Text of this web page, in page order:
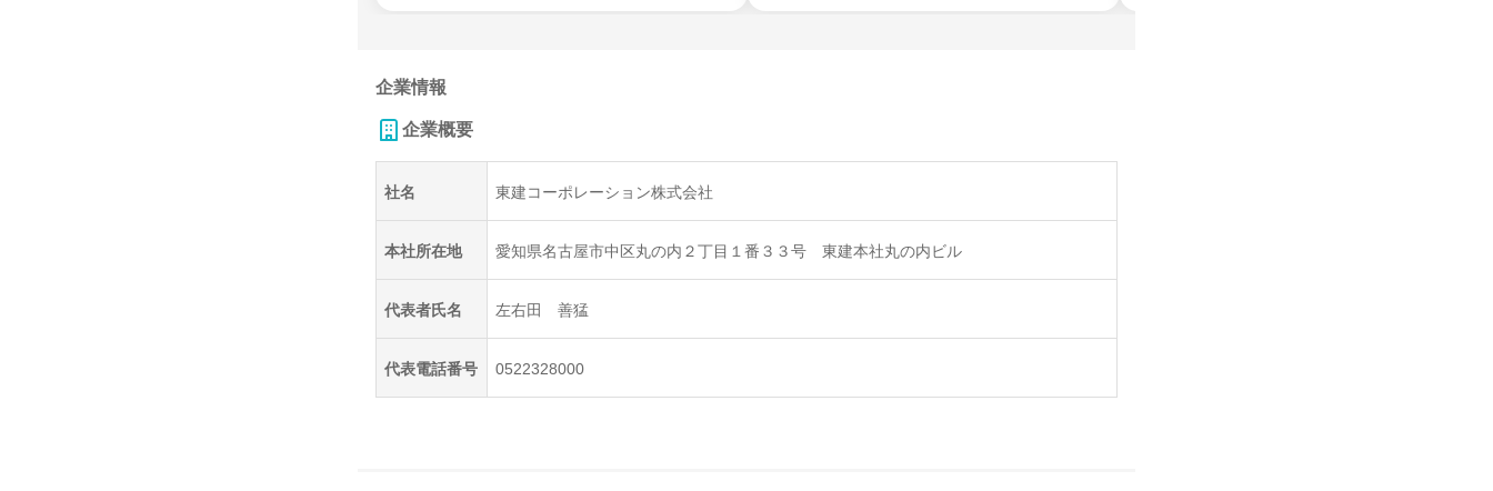
企業情報
企業概要
社名 東建コーポレーション株式会社
本社所在地 愛知県名古屋市中区丸の内２丁目１番３３号 東建本社丸の内ビル
代表者氏名 左右田 善猛
代表電話番号 0522328000